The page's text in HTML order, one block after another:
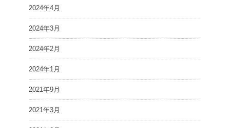
2024年4月
2024年3月
2024年2月
2024年1月
2021年9月
2021年3月